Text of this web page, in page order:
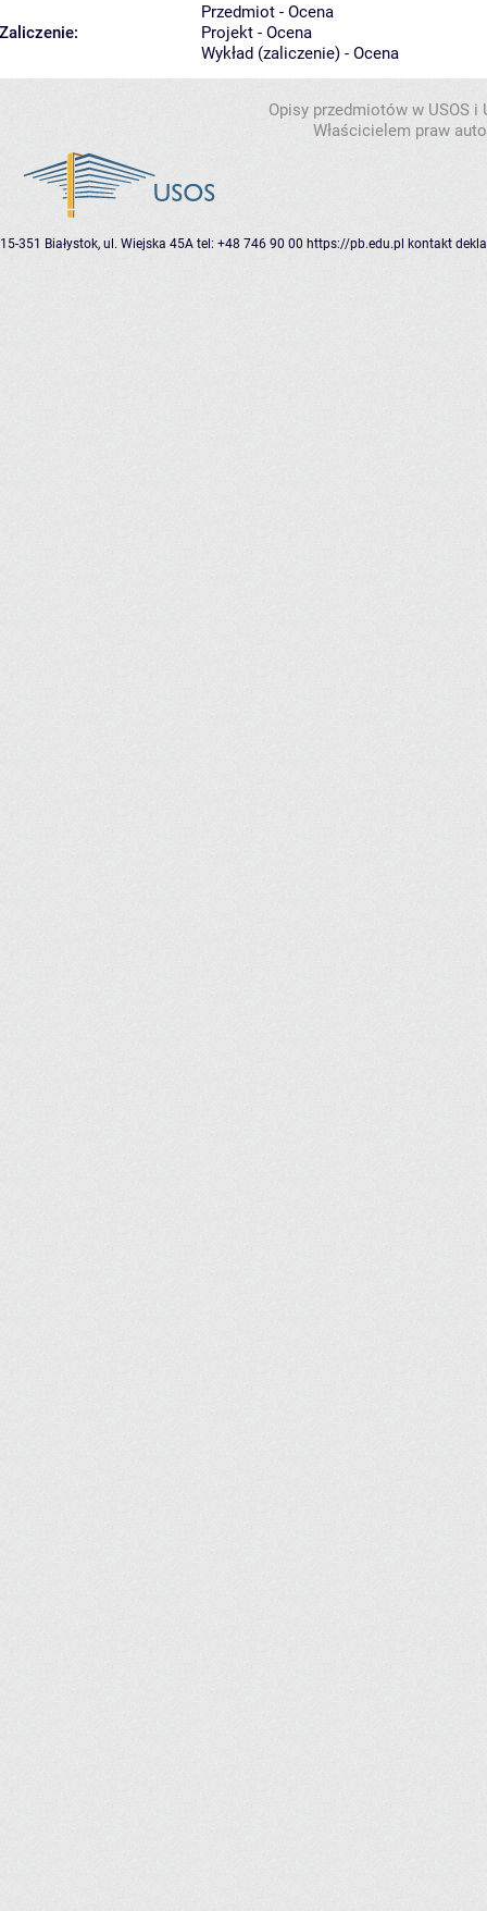
Zaliczenie:
Przedmiot - Ocena
Projekt - Ocena
Wykład (zaliczenie) - Ocena
Opisy przedmiotów w USOS
Właścicielem praw
15-351 Białystok, ul. Wiejska 45A tel: +48 746 90 00 https://pb.edu.pl kontakt